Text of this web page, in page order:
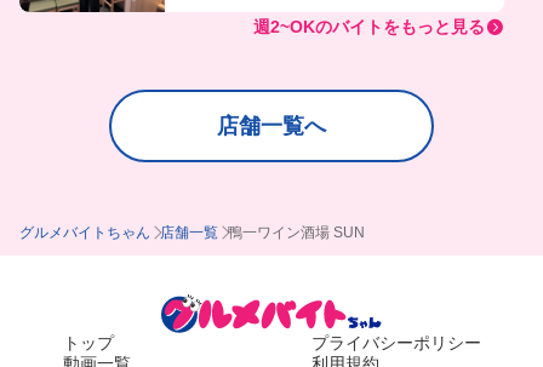
週2~OKのバイトをもっと見る
店舗一覧へ
グルメバイトちゃん 店舗一覧 鴨一ワイン酒場 SUN
トップ
プライバシーポリシー